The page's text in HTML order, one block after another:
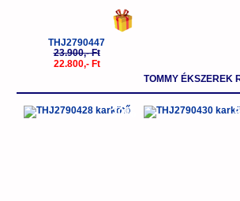
THJ2790447
23.900,- Ft
22.800,- Ft
TOMMY ÉKSZEREK
-20% -